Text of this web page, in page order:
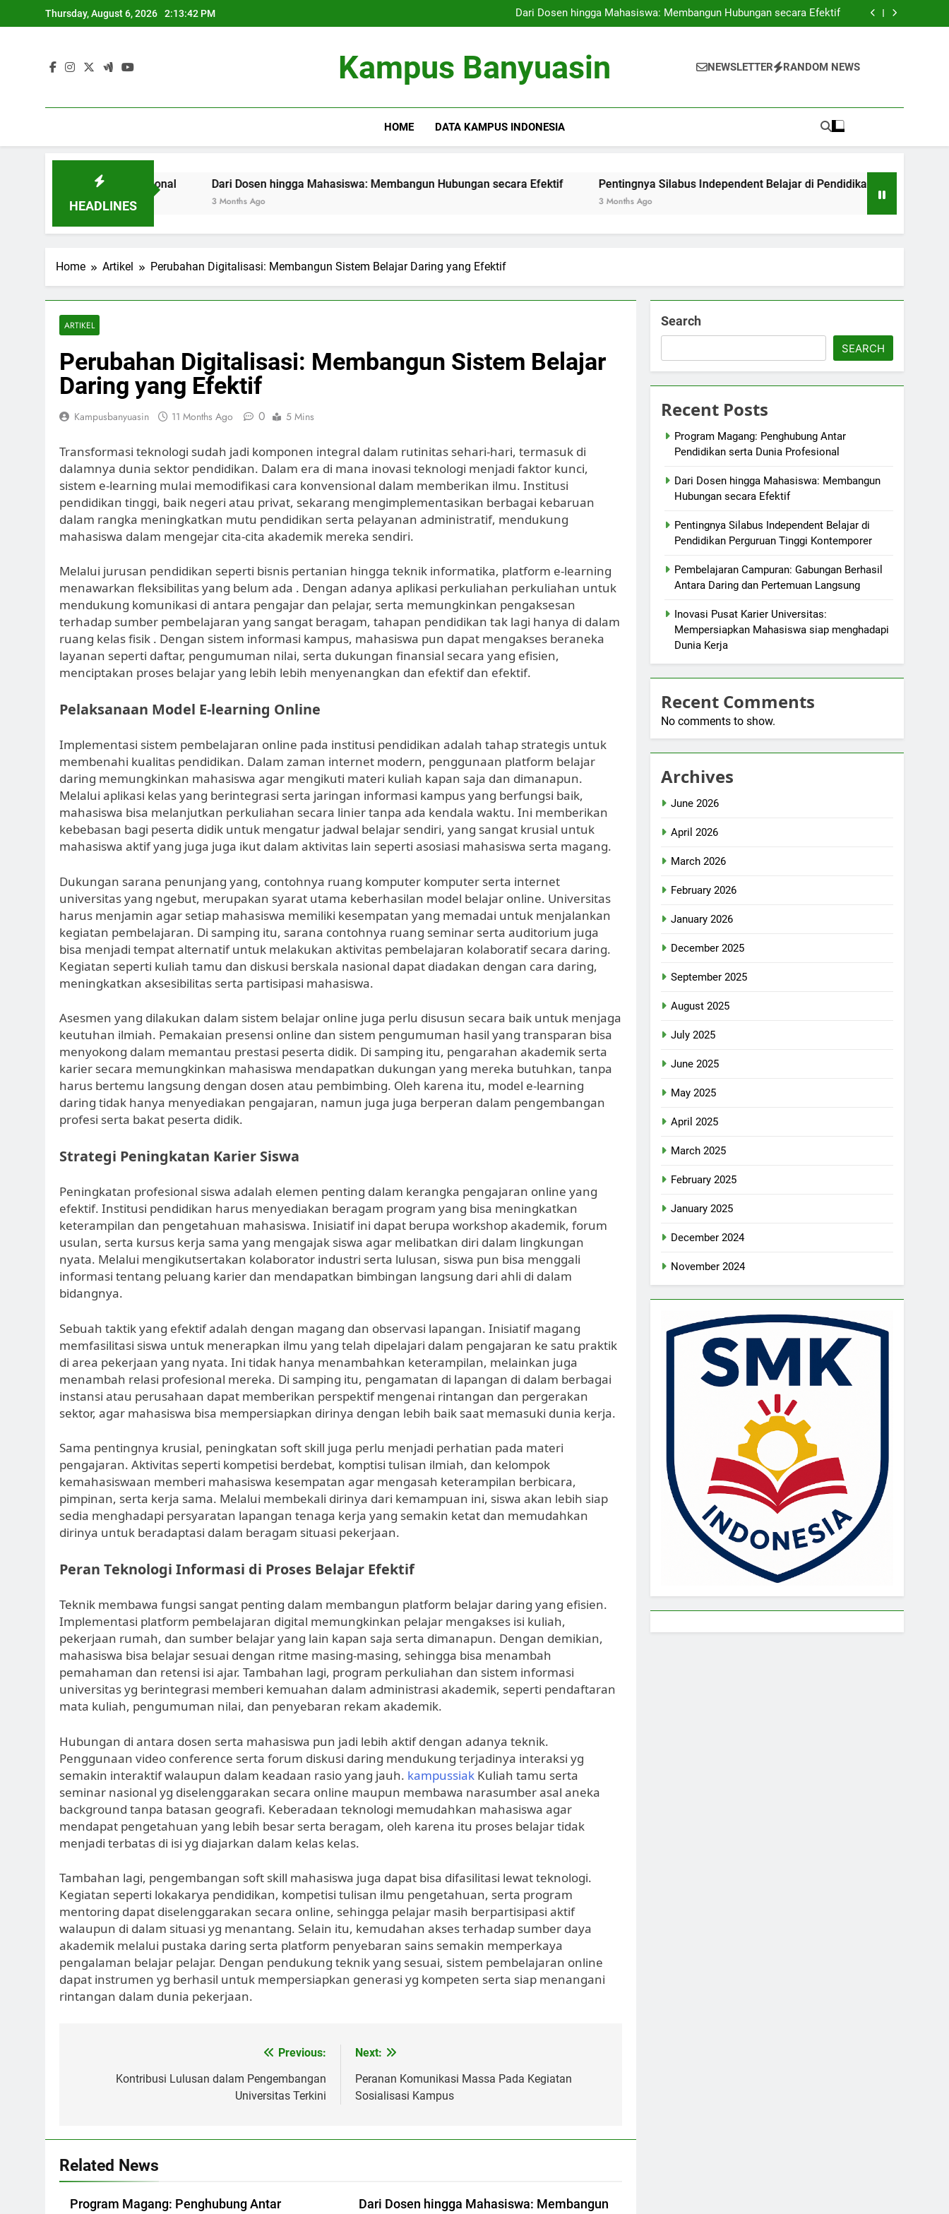
to
Thursday, August 6, 2026 2:13:43 PM
Dari Dosen hingga Mahasiswa: Membangun Hubungan secara Efektif
Pentingnya Silabus Independent Belajar di Pendidikan Perguruan Tinggi
Dari Dosen hingga Mahasiswa: Membangun Hubungan secara Efektif
Pentingnya Silabus Independent Belajar di Pendidikan Perguruan Tinggi
Kampus Banyuasin NEWSLETTER RANDOM NEWS
HOME DATA KAMPUS INDONESIA
HEADLINES
Dunia Profesional Dari Dosen hingga Mahasiswa: Membangun Hubungan secara Efektif Pentingnya Silabus Independent Belajar di Pendidikan Perguruan Tinggi
Home Artikel Perubahan Digitalisasi: Membangun Sistem Belajar Daring yang Efektif
ARTIKEL
Perubahan Digitalisasi: Membangun Sistem Belajar
Daring yang Efektif
Kampusbanyuasin 11 Months Ago 0 5 Mins
Transformasi teknologi sudah jadi komponen integral dalam rutinitas sehari-hari, termasuk di
dalamnya dunia sektor pendidikan. Dalam era di mana inovasi teknologi menjadi faktor kunci,
sistem e-learning mulai memodifikasi cara konvensional dalam memberikan ilmu. Institusi
pendidikan tinggi, baik negeri atau privat, sekarang mengimplementasikan berbagai kebaruan
dalam rangka meningkatkan mutu pendidikan serta pelayanan administratif, mendukung
mahasiswa dalam mengejar cita-cita akademik mereka sendiri.
Melalui jurusan pendidikan seperti bisnis pertanian hingga teknik informatika, platform e-learning
menawarkan fleksibilitas yang belum ada . Dengan adanya aplikasi perkuliahan perkuliahan untuk
mendukung komunikasi di antara pengajar dan pelajar, serta memungkinkan pengaksesan
terhadap sumber pembelajaran yang sangat beragam, tahapan pendidikan tak lagi hanya di dalam
ruang kelas fisik . Dengan sistem informasi kampus, mahasiswa pun dapat mengakses beraneka
layanan seperti daftar, pengumuman nilai, serta dukungan finansial secara yang efisien,
menciptakan proses belajar yang lebih lebih menyenangkan dan efektif dan efektif.
Pelaksanaan Model E-learning Online
Implementasi sistem pembelajaran online pada institusi pendidikan adalah tahap strategis untuk
membenahi kualitas pendidikan. Dalam zaman internet modern, penggunaan platform belajar
daring memungkinkan mahasiswa agar mengikuti materi kuliah kapan saja dan dimanapun.
Melalui aplikasi kelas yang berintegrasi serta jaringan informasi kampus yang berfungsi baik,
mahasiswa bisa melanjutkan perkuliahan secara linier tanpa ada kendala waktu. Ini memberikan
kebebasan bagi peserta didik untuk mengatur jadwal belajar sendiri, yang sangat krusial untuk
mahasiswa aktif yang juga juga ikut dalam aktivitas lain seperti asosiasi mahasiswa serta magang.
Dukungan sarana penunjang yang, contohnya ruang komputer komputer serta internet
universitas yang ngebut, merupakan syarat utama keberhasilan model belajar online. Universitas
harus menjamin agar setiap mahasiswa memiliki kesempatan yang memadai untuk menjalankan
kegiatan pembelajaran. Di samping itu, sarana contohnya ruang seminar serta auditorium juga
bisa menjadi tempat alternatif untuk melakukan aktivitas pembelajaran kolaboratif secara daring.
Kegiatan seperti kuliah tamu dan diskusi berskala nasional dapat diadakan dengan cara daring,
meningkatkan aksesibilitas serta partisipasi mahasiswa.
Asesmen yang dilakukan dalam sistem belajar online juga perlu disusun secara baik untuk menjaga
keutuhan ilmiah. Pemakaian presensi online dan sistem pengumuman hasil yang transparan bisa
menyokong dalam memantau prestasi peserta didik. Di samping itu, pengarahan akademik serta
karier secara memungkinkan mahasiswa mendapatkan dukungan yang mereka butuhkan, tanpa
harus bertemu langsung dengan dosen atau pembimbing. Oleh karena itu, model e-learning
daring tidak hanya menyediakan pengajaran, namun juga juga berperan dalam pengembangan
profesi serta bakat peserta didik.
Strategi Peningkatan Karier Siswa
Peningkatan profesional siswa adalah elemen penting dalam kerangka pengajaran online yang
efektif. Institusi pendidikan harus menyediakan beragam program yang bisa meningkatkan
keterampilan dan pengetahuan mahasiswa. Inisiatif ini dapat berupa workshop akademik, forum
usulan, serta kursus kerja sama yang mengajak siswa agar melibatkan diri dalam lingkungan
nyata. Melalui mengikutsertakan kolaborator industri serta lulusan, siswa pun bisa menggali
informasi tentang peluang karier dan mendapatkan bimbingan langsung dari ahli di dalam
bidangnya.
Sebuah taktik yang efektif adalah dengan magang dan observasi lapangan. Inisiatif magang
memfasilitasi siswa untuk menerapkan ilmu yang telah dipelajari dalam pengajaran ke satu praktik
di area pekerjaan yang nyata. Ini tidak hanya menambahkan keterampilan, melainkan juga
menambah relasi profesional mereka. Di samping itu, pengamatan di lapangan di dalam berbagai
instansi atau perusahaan dapat memberikan perspektif mengenai rintangan dan pergerakan
sektor, agar mahasiswa bisa mempersiapkan dirinya dengan lebih baik saat memasuki dunia kerja.
Sama pentingnya krusial, peningkatan soft skill juga perlu menjadi perhatian pada materi
pengajaran. Aktivitas seperti kompetisi berdebat, komptisi tulisan ilmiah, dan kelompok
kemahasiswaan memberi mahasiswa kesempatan agar mengasah keterampilan berbicara,
pimpinan, serta kerja sama. Melalui membekali dirinya dari kemampuan ini, siswa akan lebih siap
sedia menghadapi persyaratan lapangan tenaga kerja yang semakin ketat dan memudahkan
dirinya untuk beradaptasi dalam beragam situasi pekerjaan.
Peran Teknologi Informasi di Proses Belajar Efektif
Teknik membawa fungsi sangat penting dalam membangun platform belajar daring yang efisien.
Implementasi platform pembelajaran digital memungkinkan pelajar mengakses isi kuliah,
pekerjaan rumah, dan sumber belajar yang lain kapan saja serta dimanapun. Dengan demikian,
mahasiswa bisa belajar sesuai dengan ritme masing-masing, sehingga bisa menambah
pemahaman dan retensi isi ajar. Tambahan lagi, program perkuliahan dan sistem informasi
universitas yg berintegrasi memberi kemuahan dalam administrasi akademik, seperti pendaftaran
mata kuliah, pengumuman nilai, dan penyebaran rekam akademik.
Hubungan di antara dosen serta mahasiswa pun jadi lebih aktif dengan adanya teknik.
Penggunaan video conference serta forum diskusi daring mendukung terjadinya interaksi yg
semakin interaktif walaupun dalam keadaan rasio yang jauh. kampussiak Kuliah tamu serta
seminar nasional yg diselenggarakan secara online maupun membawa narasumber asal aneka
background tanpa batasan geografi. Keberadaan teknologi memudahkan mahasiswa agar
mendapat pengetahuan yang lebih besar serta beragam, oleh karena itu proses belajar tidak
menjadi terbatas di isi yg diajarkan dalam kelas kelas.
Tambahan lagi, pengembangan soft skill mahasiswa juga dapat bisa difasilitasi lewat teknologi.
Kegiatan seperti lokakarya pendidikan, kompetisi tulisan ilmu pengetahuan, serta program
mentoring dapat diselenggarakan secara online, sehingga pelajar masih berpartisipasi aktif
walaupun di dalam situasi yg menantang. Selain itu, kemudahan akses terhadap sumber daya
akademik melalui pustaka daring serta platform penyebaran sains semakin memperkaya
pengalaman belajar pelajar. Dengan pendukung teknik yang sesuai, sistem pembelajaran online
dapat instrumen yg berhasil untuk mempersiapkan generasi yg kompeten serta siap menangani
rintangan dalam dunia pekerjaan.
navigation
Previous:
Kontribusi Lulusan dalam Pengembangan
Universitas Terkini
Next:
Peranan Komunikasi Massa Pada Kegiatan
Sosialisasi Kampus
Related News
Program Magang: Penghubung Antar
Dari Dosen hingga Mahasiswa: Membangun
Search
SEARCH
Recent Posts
Program Magang: Penghubung Antar
Pendidikan serta Dunia Profesional
Dari Dosen hingga Mahasiswa: Membangun
Hubungan secara Efektif
Pentingnya Silabus Independent Belajar di
Pendidikan Perguruan Tinggi Kontemporer
Pembelajaran Campuran: Gabungan Berhasil
Antara Daring dan Pertemuan Langsung
Inovasi Pusat Karier Universitas:
Mempersiapkan Mahasiswa siap menghadapi
Dunia Kerja
Recent Comments
No comments to show.
Archives
June 2026
April 2026
March 2026
February 2026
January 2026
December 2025
September 2025
August 2025
July 2025
June 2025
May 2025
April 2025
March 2025
February 2025
January 2025
December 2024
November 2024